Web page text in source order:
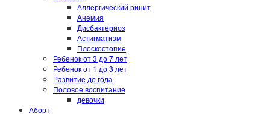
Аллергический ринит
Анемия
Дисбактериоз
Астигматизм
Плоскостопие
Ребенок от 3 до 7 лет
Ребенок от 1 до 3 лет
Развитие до года
Половое воспитание
девочки
Аборт